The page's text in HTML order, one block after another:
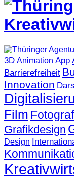
3D Animation App
Barrierefreiheit
Innovation
Film
Grafikdesign
Design